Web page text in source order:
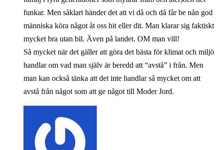
funkar. Men såklart händer det att vi då och då får be nån god
människa köra något åt oss hit eller dit. Man klarar sig faktiskt
mycket bra utan bil. Även på landet. OM man vill!
Så mycket när det gäller att göra det bästa för klimat och miljö
handlar om vad man själv är beredd att “avstå” i från. Men
man kan också tänka att det inte handlar så mycket om att
avstå från något som att ge något till Moder Jord.